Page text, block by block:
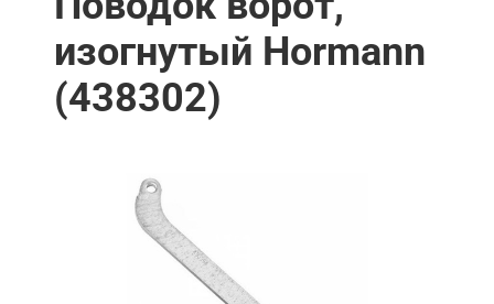
изогнутый Hormann
(438302)